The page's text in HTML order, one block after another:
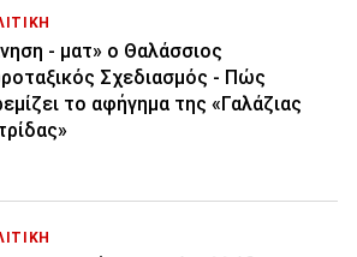
- ματ» ο Θαλάσσιος
Σχεδιασμός - Πώς
το αφήγημα της «Γαλάζιας